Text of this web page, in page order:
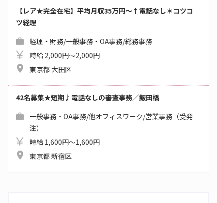
【レア★完全在宅】平均月収35万円～↑電話なし＊コツコ
ツ経理
経理・財務/一般事務・OA事務/総務事務
時給 2,000円～2,000円
東京都 大田区
42名募集★短期♪電話なしの審査事務／飯田橋
一般事務・OA事務/他オフィスワーク/営業事務（受発
注）
時給 1,600円～1,600円
東京都 新宿区